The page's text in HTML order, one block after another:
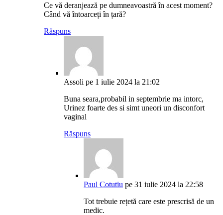
Ce vă deranjează pe dumneavoastră în acest moment?
Când vă întoarceți în țară?
Răspuns
Assoli pe 1 iulie 2024 la 21:02
Buna seara,probabil in septembrie ma intorc,
Urinez foarte des si simt uneori un disconfort
vaginal
Răspuns
Paul Cotutiu pe 31 iulie 2024 la 22:58
Tot trebuie rețetă care este prescrisă de un
medic.